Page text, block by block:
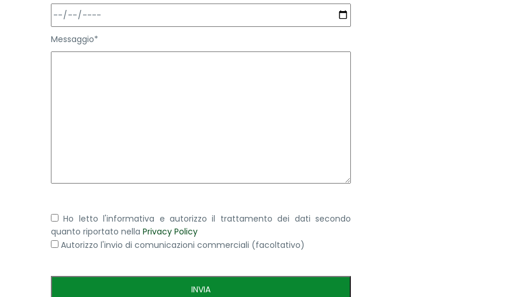
Messaggio*
Ho letto l'informativa e autorizzo il trattamento dei dati secondo
quanto riportato nella Privacy Policy
Autorizzo l'invio di comunicazioni commerciali (facoltativo)